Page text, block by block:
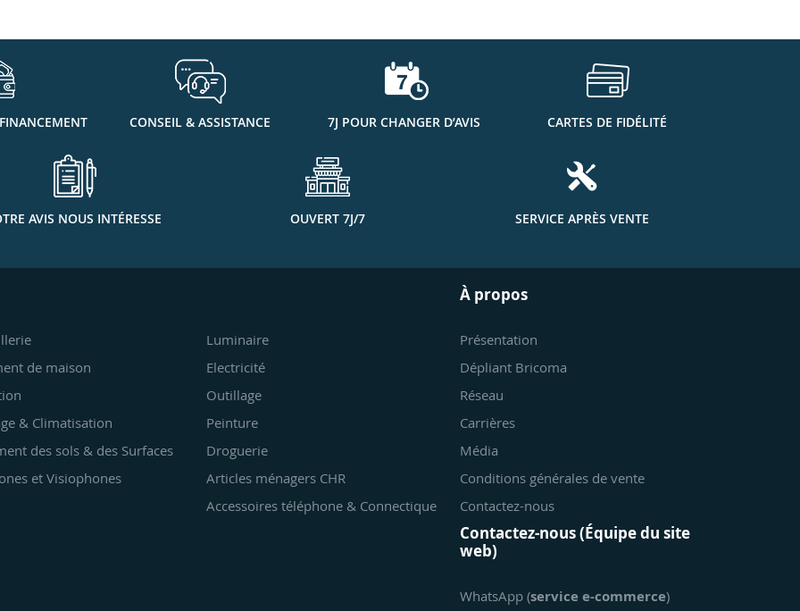
CONSEIL & ASSISTANCE 7J POUR CHANGER D’AVIS CARTES DE FIDÉLITÉ
AVIS NOUS INTÉRESSE OUVERT 7J/7 SERVICE APRÈS VENTE
de maison
& Climatisation
des sols & des Surfaces
et Visiophones
Luminaire
Electricité
Outillage
Peinture
Droguerie
Articles ménagers CHR
Accessoires téléphone & Connectique
À propos
Présentation
Dépliant Bricoma
Réseau
Carrières
Média
Conditions générales de vente
Contactez-nous
Contactez-nous (Équipe du site
web)
WhatsApp (service e-commerce)